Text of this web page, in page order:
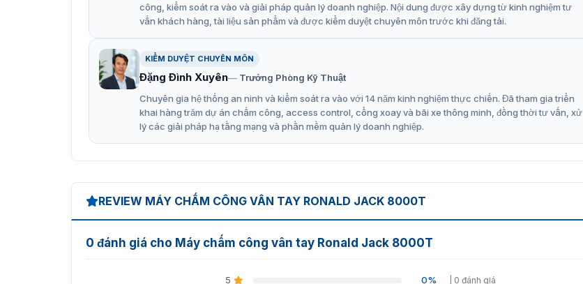
công, kiểm soát ra vào và giải pháp quản lý doanh nghiệp. Nội dung được xây dựng từ kinh nghiệm tư
vấn khách hàng, tài liệu sản phẩm và được kiểm duyệt chuyên môn trước khi đăng tải.
KIỂM DUYỆT CHUYÊN MÔN
Đặng Đình Xuyên
Trưởng Phòng Kỹ Thuật
Chuyên gia hệ thống an ninh và kiểm soát ra vào với 14 năm kinh nghiệm thực chiến. Đã tham gia triển
khai hàng trăm dự án chấm công, access control, cổng xoay và bãi xe thông minh, đồng thời tư vấn, xử
lý các giải pháp hạ tầng mạng và phần mềm quản lý doanh nghiệp.
REVIEW MÁY CHẤM CÔNG VÂN TAY RONALD JACK 8000T
0 đánh giá cho Máy chấm công vân tay Ronald Jack 8000T
5 0% | 0 đánh giá